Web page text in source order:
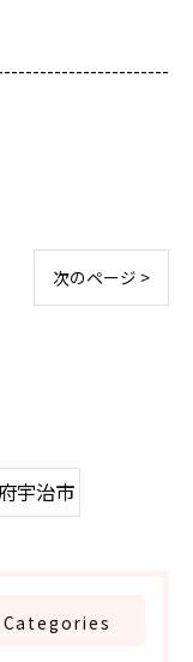
次のページ >
宇治市
Categories